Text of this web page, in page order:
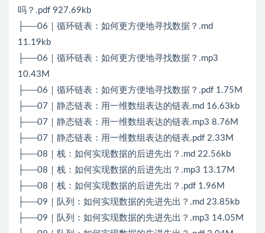
吗？.pdf 927.69kb
├──06｜循环链表：如何更方便地寻找数据？.md
11.19kb
├──06｜循环链表：如何更方便地寻找数据？.mp3
10.43M
├──06｜循环链表：如何更方便地寻找数据？.pdf 1.75M
├──07｜静态链表：用一维数组表达的链表.md 16.63kb
├──07｜静态链表：用一维数组表达的链表.mp3 8.76M
├──07｜静态链表：用一维数组表达的链表.pdf 2.33M
├──08｜栈：如何实现数据的后进先出？.md 22.56kb
├──08｜栈：如何实现数据的后进先出？.mp3 13.17M
├──08｜栈：如何实现数据的后进先出？.pdf 1.96M
├──09｜队列：如何实现数据的先进先出？.md 23.85kb
├──09｜队列：如何实现数据的先进先出？.mp3 14.05M